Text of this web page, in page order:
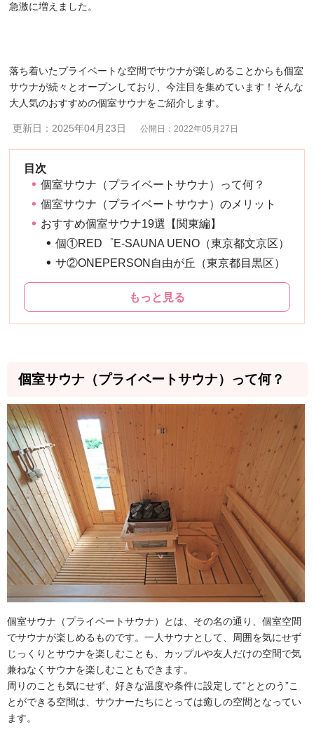
急激に増えました。
落ち着いたプライベートな空間でサウナが楽しめることからも個室
サウナが続々とオープンしており、今注目を集めています！そんな
大人気のおすすめの個室サウナをご紹介します。
更新日：2025年04月23日 公開日：2022年05月27日
個室サウナ（プライベートサウナ）って何？
個室サウナ（プライベートサウナ）のメリット
おすすめ個室サウナ19選【関東編】
個①RED゜E-SAUNA UENO（東京都文京区）
サ②ONEPERSON自由が丘（東京都目黒区）
もっと見る
個室サウナ（プライベートサウナ）って何？
個室サウナ（プライベートサウナ）とは、その名の通り、個室空間
でサウナが楽しめるものです。一人サウナとして、周囲を気にせず
じっくりとサウナを楽しむことも、カップルや友人だけの空間で気
兼ねなくサウナを楽しむこともできます。
周りのことも気にせず、好きな温度や条件に設定して“ととのう”こ
とができる空間は、サウナーたちにとっては癒しの空間となってい
ます。